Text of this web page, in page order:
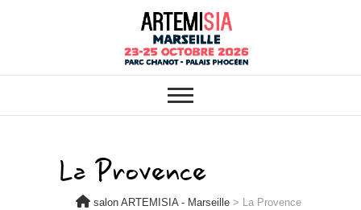
salon ARTEMISIA
– Marseille
ARTEMISIA : VOTRE SALON
BIO, BIEN-ÊTRE ET HABITAT
SAIN À MARSEILLE
La Provence
salon ARTEMISIA - Marseille > La Provence